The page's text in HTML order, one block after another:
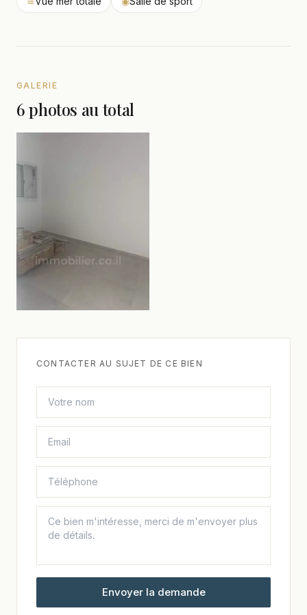
GALERIE
6 photos au total
CONTACTER AU SUJET DE CE BIEN
Envoyer la demande